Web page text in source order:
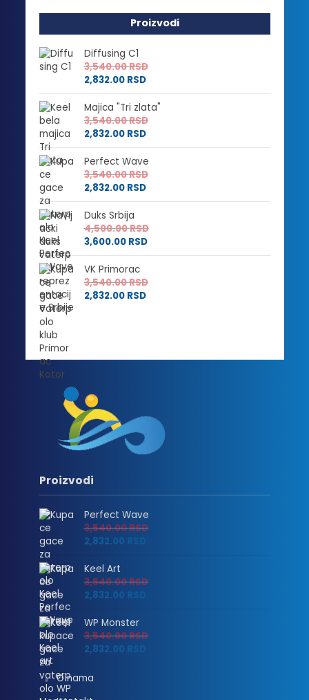
Proizvodi
Diffusing C1
3,540.00RSD
2,832.00 RSD
Majica "Tri zlata"
3,540.00RSD
2,832.00 RSD
Perfect Wave
3,540.00RSD
2,832.00 RSD
Duks Srbija
4,500.00RSD
3,600.00 RSD
VK Primorac
3,540.00RSD
2,832.00 RSD
Proizvodi
Perfect Wave
3,540.00RSD
2,832.00 RSD
Keel Art
3,540.00RSD
2,832.00 RSD
WP Monster
3,540.00RSD
2,832.00 RSD
O nama